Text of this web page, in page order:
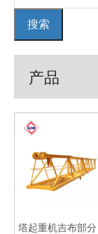
搜索
产品
塔起重机吉布部分